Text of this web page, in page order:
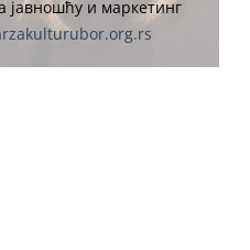
јавношћу и маркетинг